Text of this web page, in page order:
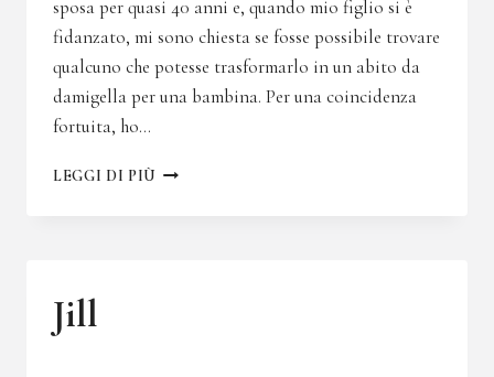
sposa per quasi 40 anni e, quando mio figlio si è
fidanzato, mi sono chiesta se fosse possibile trovare
qualcuno che potesse trasformarlo in un abito da
damigella per una bambina. Per una coincidenza
fortuita, ho…
LEGGI DI PIÙ NANCY
Jill